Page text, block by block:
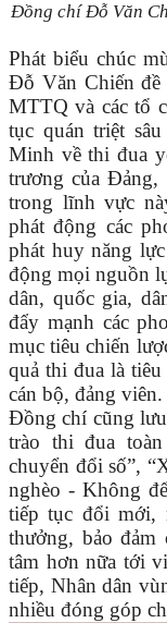
Đồng chí Đỗ Văn
Phát biểu chúc
Đỗ Văn Chiến đề
MTTQ và các tổ
tục quán triệt
Minh về thi đua
trương của Đảng,
trong lĩnh vực
phát động các
phát huy năng
động mọi nguồn
dân, quốc gia,
đẩy mạnh các
mục tiêu chiến
quả thi đua là
cán bộ, đảng viên.
Đồng chí cũng
trào thi đua
chuyển đổi số”,
nghèo - Không
tiếp tục đổi mới,
thưởng, bảo
tâm hơn nữa tới
tiếp, Nhân dân
nhiều đóng góp